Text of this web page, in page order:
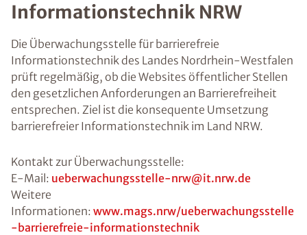
Informationstechnik NRW
Die Überwachungsstelle für barrierefreie
Informationstechnik des Landes Nordrhein-Westfalen
prüft regelmäßig, ob die Websites öffentlicher Stellen
den gesetzlichen Anforderungen an Barrierefreiheit
entsprechen. Ziel ist die konsequente Umsetzung
barrierefreier Informationstechnik im Land NRW.
Kontakt zur Überwachungsstelle:
E-Mail: ueberwachungsstelle-nrw@it.nrw.de
Weitere
Informationen: www.mags.nrw/ueberwachungsstelle
-barrierefreie-informationstechnik